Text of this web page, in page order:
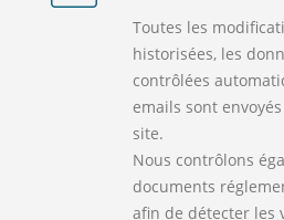
Toutes les
historisées, les
contrôlées
emails sont
site.
Nous contrôlons
documents
afin de détecter les